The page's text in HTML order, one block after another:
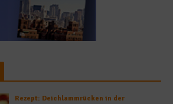
Rezept: Deichlammrücken in der